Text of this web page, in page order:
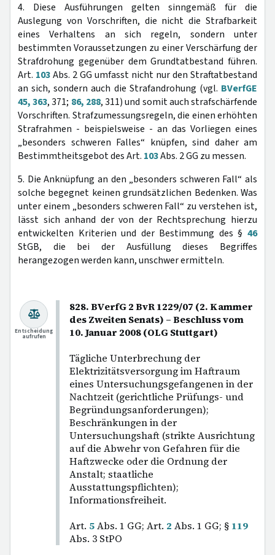
4. Diese Ausführungen gelten sinngemäß für die
Auslegung von Vorschriften, die nicht die Strafbarkeit
eines Verhaltens an sich regeln, sondern unter
bestimmten Voraussetzungen zu einer Verschärfung der
Strafdrohung gegenüber dem Grundtatbestand führen.
Art. 103Abs. 2 GG umfasst nicht nur den Straftatbestand
an sich, sondern auch die Strafandrohung (vgl. BVerfGE
45, 363, 371; 86, 288, 311) und somit auch strafschärfende
Vorschriften. Strafzumessungsregeln, die einen erhöhten
Strafrahmen - beispielsweise - an das Vorliegen eines
„besonders schweren Falles“ knüpfen, sind daher am
Bestimmtheitsgebot des Art. 103Abs. 2 GG zu messen.
5. Die Anknüpfung an den „besonders schweren Fall“ als
solche begegnet keinen grundsätzlichen Bedenken. Was
unter einem „besonders schweren Fall“ zu verstehen ist,
lässt sich anhand der von der Rechtsprechung hierzu
entwickelten Kriterien und der Bestimmung des § 46
StGB, die bei der Ausfüllung dieses Begriffes
herangezogen werden kann, unschwer ermitteln.
828. BVerfG 2 BvR 1229/07 (2. Kammer
des Zweiten Senats) – Beschluss vom
10. Januar 2008 (OLG Stuttgart)
Tägliche Unterbrechung der
Elektrizitätsversorgung im Haftraum
eines Untersuchungsgefangenen in der
Nachtzeit (gerichtliche Prüfungs- und
Begründungsanforderungen);
Beschränkungen in der
Untersuchungshaft (strikte Ausrichtung
auf die Abwehr von Gefahren für die
Haftzwecke oder die Ordnung der
Anstalt; staatliche
Ausstattungspflichten);
Informationsfreiheit.
Art. 5Abs. 1 GG; Art. 2 Abs. 1 GG; § 119
Abs. 3 StPO
Entscheidung
aufrufen